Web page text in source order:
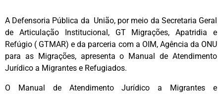
A Defensoria Pública da União, por meio da Secretaria Geral
de Articulação Institucional, GT Migrações, Apatridia e
Refúgio ( GTMAR) e da parceria com a OIM, Agência da ONU
para as Migrações, apresenta o Manual de Atendimento
Jurídico a Migrantes e Refugiados.
O Manual de Atendimento Jurídico a Migrantes e